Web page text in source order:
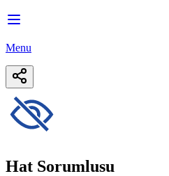
Menu
Hat Sorumlusu